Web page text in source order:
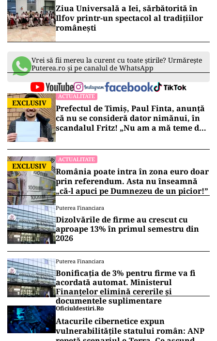
Ziua Universală a Iei, sărbătorită în
Ilfov printr-un spectacol al tradițiilor
românești
Vrei să fii mereu la curent cu toate știrile? Urmărește
Puterea.ro și pe canalul de WhatsApp
EXCLUSIV
ACTUALITATE
Prefectul de Timiș, Paul Finta, anunță
că nu se consideră dator nimănui, în
scandalul Fritz! „Nu am a mă teme de
EXCLUSIV
ACTUALITATE
România poate intra în zona euro doar
prin referendum. Asta nu înseamnă
„că-l apuci pe Dumnezeu de un picior!”
Puterea Financiara
Dizolvările de firme au crescut cu
aproape 13% în primul semestru din
2026
Puterea Financiara
Bonificația de 3% pentru firme va fi
acordată automat. Ministerul
Finanțelor elimină cererile și
documentele suplimentare
Oficiuldestiri.ro
Atacurile cibernetice expun
vulnerabilitățile statului român: ANP